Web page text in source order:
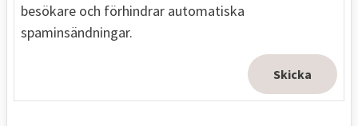
besökare och förhindrar automatiska
spaminsändningar.